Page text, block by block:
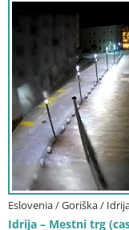
Eslovenia / Goriška /
Idrija – Mestni trg